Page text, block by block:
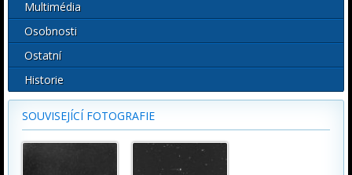
Multimédia
Osobnosti
Ostatní
Historie
SOUVISEJÍCÍ FOTOGRAFIE